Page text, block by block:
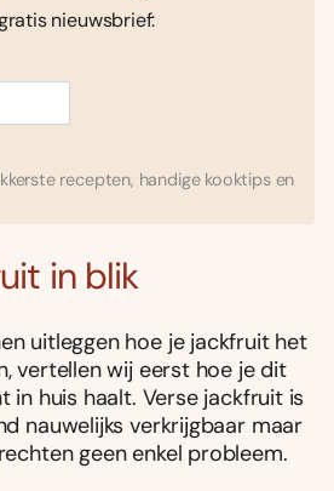
nieuwsbrief:
recepten, handige kooktips en
in blik
uitleggen hoe je jackfruit het
vertellen wij eerst hoe je dit
in huis haalt. Verse jackfruit is
nauwelijks verkrijgbaar maar
geen enkel probleem.